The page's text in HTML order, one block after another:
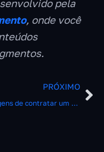
pela
, onde você
PRÓXIMO
4 vantagens de contratar um social media